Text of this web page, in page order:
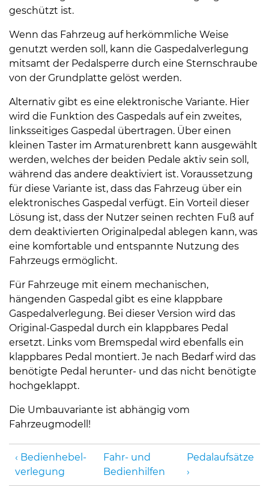
geschützt ist.
Wenn das Fahrzeug auf herkömmliche Weise
genutzt werden soll, kann die Gaspedalverlegung
mitsamt der Pedalsperre durch eine Sternschraube
von der Grundplatte gelöst werden.
Alternativ gibt es eine elektronische Variante. Hier
wird die Funktion des Gaspedals auf ein zweites,
linksseitiges Gaspedal übertragen. Über einen
kleinen Taster im Armaturenbrett kann ausgewählt
werden, welches der beiden Pedale aktiv sein soll,
während das andere deaktiviert ist. Voraussetzung
für diese Variante ist, dass das Fahrzeug über ein
elektronisches Gaspedal verfügt. Ein Vorteil dieser
Lösung ist, dass der Nutzer seinen rechten Fuß auf
dem deaktivierten Originalpedal ablegen kann, was
eine komfortable und entspannte Nutzung des
Fahrzeugs ermöglicht.
Für Fahrzeuge mit einem mechanischen,
hängenden Gaspedal gibt es eine klappbare
Gaspedalverlegung. Bei dieser Version wird das
Original-Gaspedal durch ein klappbares Pedal
ersetzt. Links vom Bremspedal wird ebenfalls ein
klappbares Pedal montiert. Je nach Bedarf wird das
benötigte Pedal herunter- und das nicht benötigte
hochgeklappt.
Die Umbauvariante ist abhängig vom
Fahrzeugmodell!
Bedienhebel­
verlegung
Fahr- und
Bedienhilfen
Pedalaufsätze